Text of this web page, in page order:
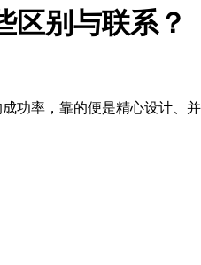
区别与联系？
功率，靠的便是精心设计